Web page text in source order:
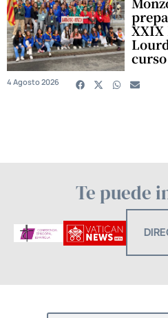
XXIX
4 Agosto 2026
Te puede